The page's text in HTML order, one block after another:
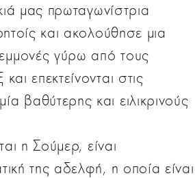
μας πρωταγωνίστρια
και ακολούθησε μια
γύρω από τους
επεκτείνονται στις
βαθύτερης και ειλικρινούς
η Σούμερ, είναι
της αδελφή, η οποία είναι